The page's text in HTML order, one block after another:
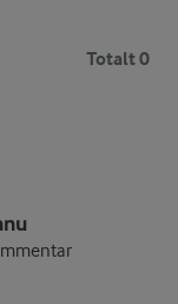
Totalt 0